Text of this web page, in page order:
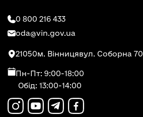
0 800 216 433
oda@vin.gov.ua
21050м. Вінницявул. Соборна 70
Пн-Пт: 9:00-18:00
Обід: 13:00-14:00